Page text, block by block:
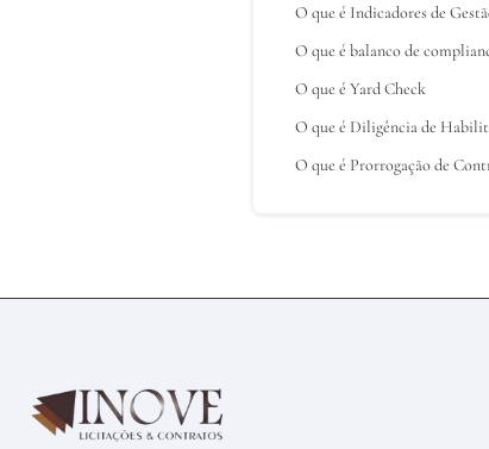
O que é Indicadores de
O que é balanco de
O que é Yard Check
O que é Diligência de
O que é Prorrogação de